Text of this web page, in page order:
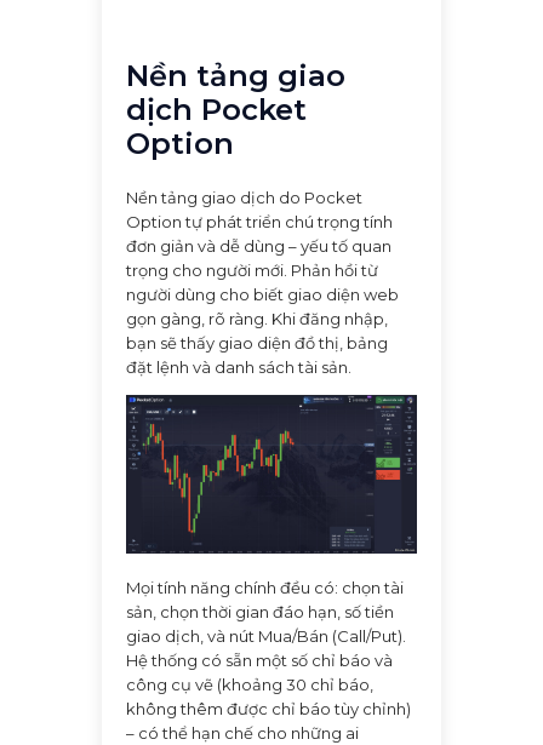
Nền tảng giao
dịch Pocket
Option
Nền tảng giao dịch do Pocket
Option tự phát triển chú trọng tính
đơn giản và dễ dùng – yếu tố quan
trọng cho người mới. Phản hồi từ
người dùng cho biết giao diện web
gọn gàng, rõ ràng. Khi đăng nhập,
bạn sẽ thấy giao diện đồ thị, bảng
đặt lệnh và danh sách tài sản.
Mọi tính năng chính đều có: chọn tài
sản, chọn thời gian đáo hạn, số tiền
giao dịch, và nút Mua/Bán (Call/Put).
Hệ thống có sẵn một số chỉ báo và
công cụ vẽ (khoảng 30 chỉ báo,
không thêm được chỉ báo tùy chỉnh)
– có thể hạn chế cho những ai